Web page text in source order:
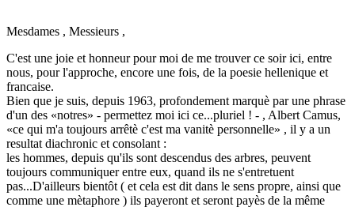
Mesdames , Messieurs ,
C'est une joie et honneur pour moi de me trouver ce soir ici, entre
nous, pour l'approche, encore une fois, de la poesie hellenique et
francaise.
Bien que je suis, depuis 1963, profondement marquè par une phrase
d'un des «notres» - permettez moi ici ce...pluriel ! - , Albert Camus,
«ce qui m'a toujours arrêtè c'est ma vanitè personnelle» , il y a un
resultat diachronic et consolant :
les hommes, depuis qu'ils sont descendus des arbres, peuvent
toujours communiquer entre eux, quand ils ne s'entretuent
pas...D'ailleurs bientôt ( et cela est dit dans le sens propre, ainsi que
comme une mètaphore ) ils payeront et seront payès de la même